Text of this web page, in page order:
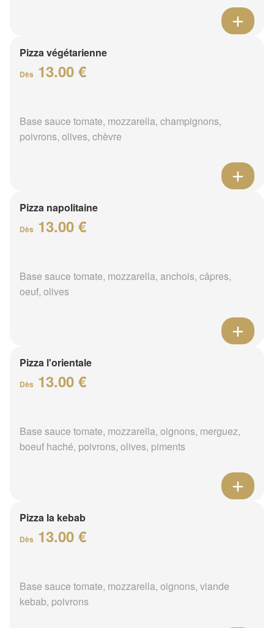
Pizza végétarienne
Dès 13.00 €
Base sauce tomate, mozzarella, champignons,
poivrons, olives, chèvre
Pizza napolitaine
Dès 13.00 €
Base sauce tomate, mozzarella, anchois, câpres,
oeuf, olives
Pizza l'orientale
Dès 13.00 €
Base sauce tomate, mozzarella, oignons, merguez,
boeuf haché, poivrons, olives, piments
Pizza la kebab
Dès 13.00 €
Base sauce tomate, mozzarella, oignons, viande
kebab, poivrons